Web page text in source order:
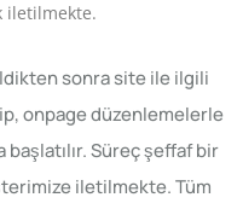
iletilmekte.
sonra site ile ilgili
onpage düzenlemelerle
başlatılır. Süreç şeffaf bir
iletilmekte. Tüm